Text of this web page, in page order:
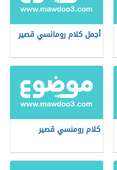
أجمل كلام رومانسي قصير
كلام رومنسي قصير